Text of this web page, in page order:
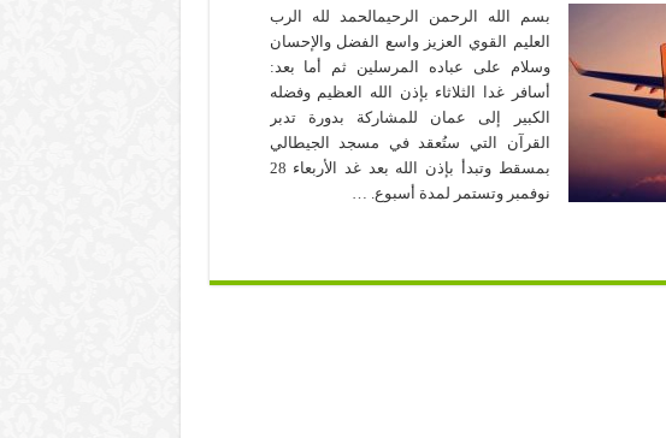
بسم الله الرحمن الرحيمالحمد لله الرب
العليم القوي العزيز واسع الفضل والإحسان
وسلام على عباده المرسلين ثم أما بعد:
أسافر غدا الثلاثاء بإذن الله العظيم وفضله
الكبير إلى عمان للمشاركة بدورة تدبر
القرآن التي ستُعقد في مسجد الجيطالي
بمسقط وتبدأ بإذن الله بعد غد الأربعاء 28
نوفمبر وتستمر لمدة أسبوع. …